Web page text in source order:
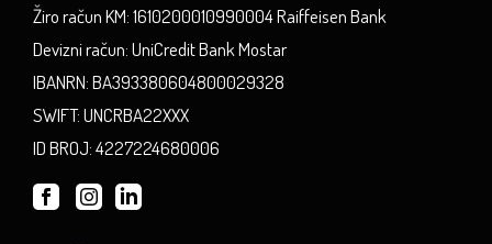
Žiro račun KM: 1610200010990004 Raiffeisen Bank
Devizni račun: UniCredit Bank Mostar
IBANRN: BA393380604800029328
SWIFT: UNCRBA22XXX
ID BROJ: 4227224680006